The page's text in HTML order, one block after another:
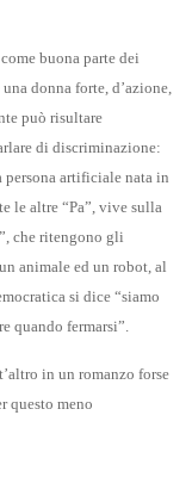
buona parte dei
donna forte, d’azione,
può risultare
di discriminazione:
persona artificiale nata in
le altre “Pa”, vive sulla
che ritengono gli
animale ed un robot, al
si dice “siamo
quando fermarsi”.
in un romanzo forse
questo meno